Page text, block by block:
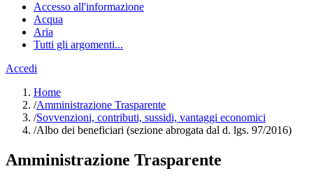
Accesso all'informazione
Acqua
Aria
Tutti gli argomenti...
Accedi
Home
/Amministrazione Trasparente
/Sovvenzioni, contributi, sussidi, vantaggi economici
/Albo dei beneficiari (sezione abrogata dal d. lgs. 97/2016)
Amministrazione Trasparente